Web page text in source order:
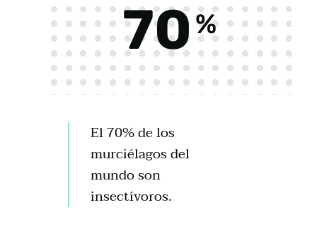
70%
El 70% de los
murciélagos del
mundo son
insectívoros.